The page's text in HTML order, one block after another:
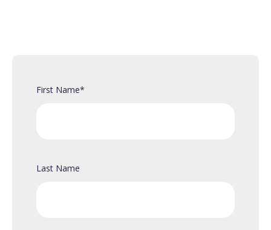
First Name*
Last Name